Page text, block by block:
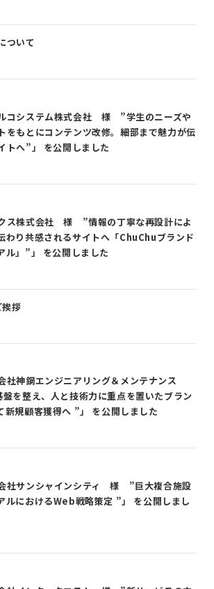
ついて
コシステム株式会社 様 ”学生のニーズや
をもとにコンテンツ改修。細部まで魅力が伝
トへ”」 を公開しました
ス株式会社 様 ”情報の丁寧な再設計によ
わり共感されるサイトへ「ChuChuブランド
ル」”」 を公開しました
拶
社神鋼エンジニアリング＆メンテナンス
を整え、人と技術力に重点を置いたブラン
新規顧客獲得へ ”」 を公開しました
社サンシャインシティ 様 ”巨大複合施設
ルにおけるWeb戦略策定 ”」 を公開しまし